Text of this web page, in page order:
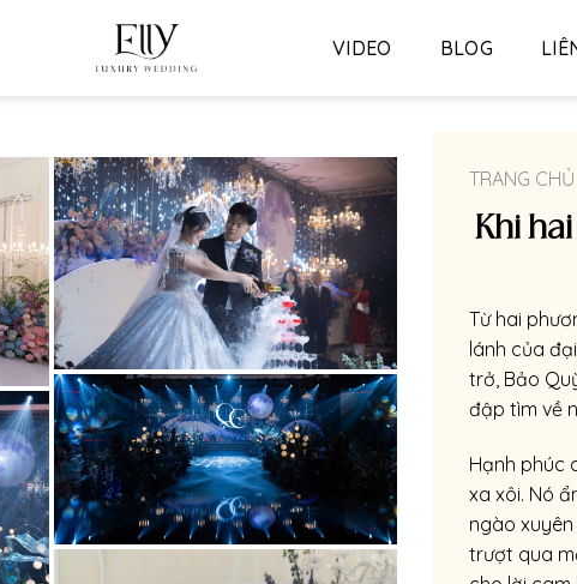
VIDEO BLOG
TRANG CHỦ
Khi
Từ hai
lánh của
trở, Bảo
đập tìm về
Hạnh phúc
xa xôi. Nó
ngào
trượt qua